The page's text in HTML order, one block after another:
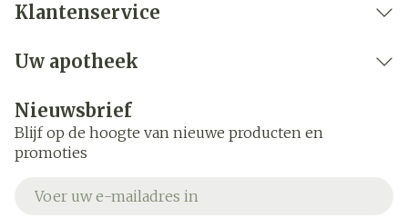
Klantenservice
Uw apotheek
Nieuwsbrief
Blijf op de hoogte van nieuwe producten en
promoties